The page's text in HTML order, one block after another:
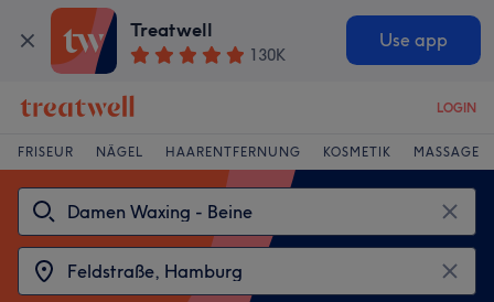
Treatwell
130K
Use app
LOGIN
FRISEUR NÄGEL HAARENTFERNUNG KOSMETIK MASSAGE